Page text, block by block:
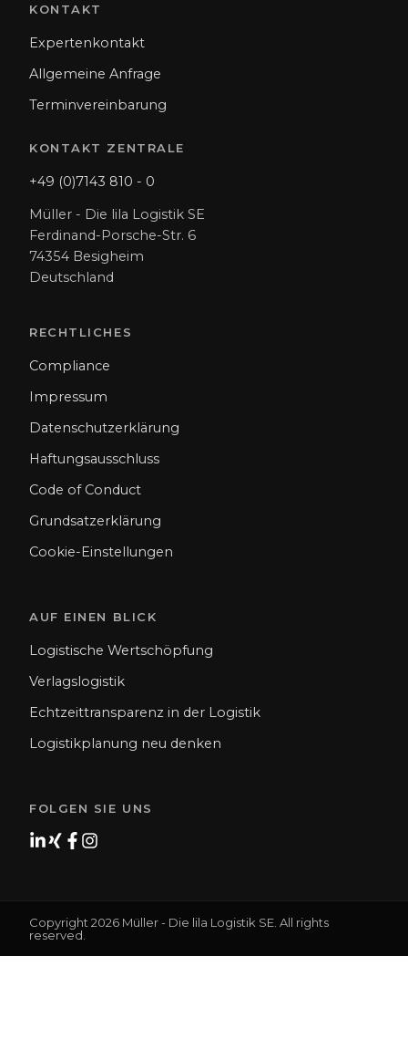
KONTAKT
Expertenkontakt
Allgemeine Anfrage
Terminvereinbarung
KONTAKT ZENTRALE
+49 (0)7143 810 - 0
Müller - Die lila Logistik SE
Ferdinand-Porsche-Str. 6
74354 Besigheim
Deutschland
RECHTLICHES
Compliance
Impressum
Datenschutzerklärung
Haftungsausschluss
Code of Conduct
Grundsatzerklärung
Cookie-Einstellungen
AUF EINEN BLICK
Logistische Wertschöpfung
Verlagslogistik
Echtzeittransparenz in der Logistik
Logistikplanung neu denken
FOLGEN SIE UNS
Copyright 2026 Müller - Die lila Logistik SE. All rights
reserved.